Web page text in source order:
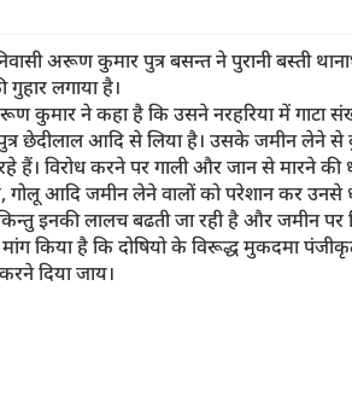
अरूण कुमार पुत्र बसन्त ने पुरानी बस्ती
लगाया है।
कुमार ने कहा है कि उसने नरहरिया में गाटा
पुत्र छेदीलाल आदि से लिया है। उसके जमीन
हैं। विरोध करने पर गाली और जान से मारने की
गोलू आदि जमीन लेने वालों को परेशान कर
इनकी लालच बढती जा रही है और जमीन पर
मांग किया है कि दोषियो के विरूद्ध मुकदमा
दिया जाय।